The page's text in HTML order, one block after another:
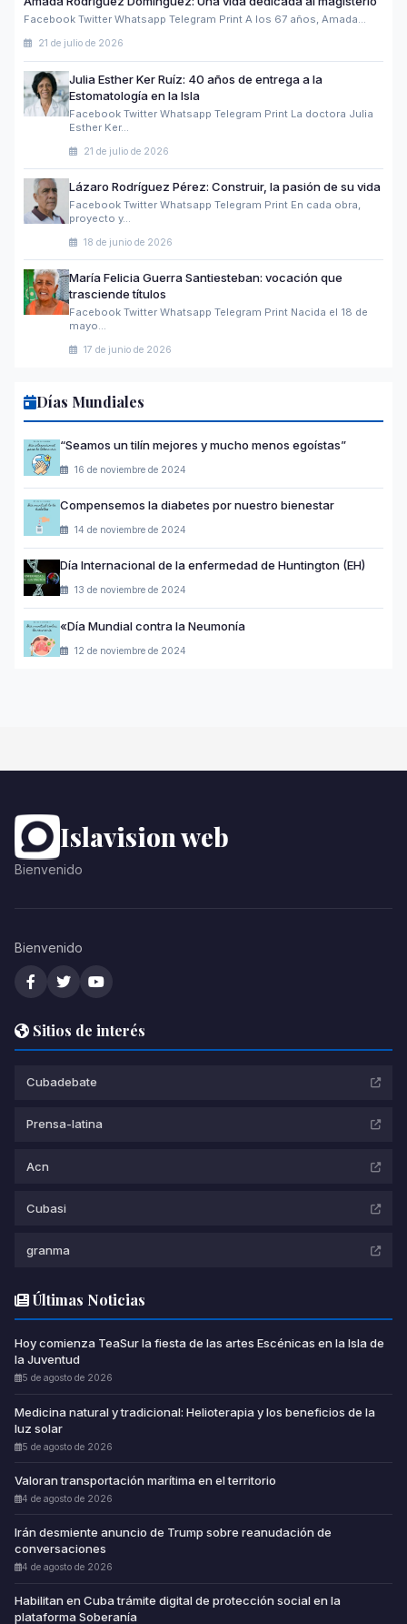
Facebook Twitter Whatsapp Telegram Print A los 67 años, Amada…
21 de julio de 2026
Julia Esther Ker Ruíz: 40 años de entrega a la
Estomatología en la Isla
Facebook Twitter Whatsapp Telegram Print La doctora Julia
Esther Ker…
21 de julio de 2026
Lázaro Rodríguez Pérez: Construir, la pasión de su vida
Facebook Twitter Whatsapp Telegram Print En cada obra,
proyecto y…
18 de junio de 2026
María Felicia Guerra Santiesteban: vocación que
trasciende títulos
Facebook Twitter Whatsapp Telegram Print Nacida el 18 de
mayo…
17 de junio de 2026
Días Mundiales
“Seamos un tilín mejores y mucho menos egoístas”
16 de noviembre de 2024
Compensemos la diabetes por nuestro bienestar
14 de noviembre de 2024
Día Internacional de la enfermedad de Huntington (EH)
13 de noviembre de 2024
«Día Mundial contra la Neumonía
12 de noviembre de 2024
Islavision web
Bienvenido
Bienvenido
Sitios de interés
Cubadebate
Prensa-latina
Acn
Cubasi
granma
Últimas Noticias
Hoy comienza TeaSur la fiesta de las artes Escénicas en la Isla de
la Juventud
5 de agosto de 2026
Medicina natural y tradicional: Helioterapia y los beneficios de la
luz solar
5 de agosto de 2026
Valoran transportación marítima en el territorio
4 de agosto de 2026
Irán desmiente anuncio de Trump sobre reanudación de
conversaciones
4 de agosto de 2026
Habilitan en Cuba trámite digital de protección social en la
plataforma Soberanía